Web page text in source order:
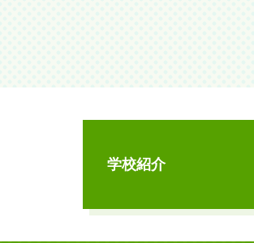
学校紹介